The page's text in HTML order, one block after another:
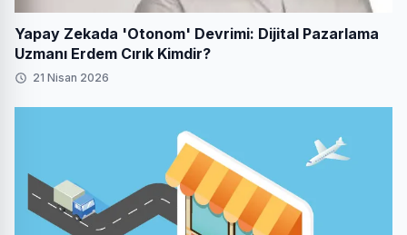
Yapay Zekada 'Otonom' Devrimi: Dijital Pazarlama
Uzmanı Erdem Cırık Kimdir?
21 Nisan 2026